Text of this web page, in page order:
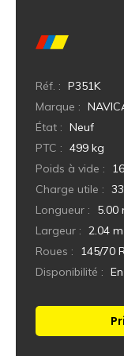
Réf. : P351K
Marque :
État : Neuf
PTC : 499 kg
Poids à vide :
Charge utile :
Longueur :
5.00
Largeur : 2.04 m
Roues :
145/70
Disponibilité :